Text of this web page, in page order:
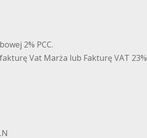
2% PCC.
Vat Marża lub Fakturę VAT 23%